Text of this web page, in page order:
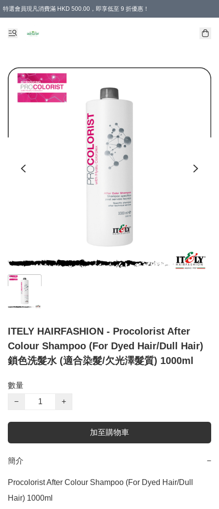
特選會員現凡消費滿 HKD 500.00，即享低至 9 折優惠！
ITELY HAIRFASHION - Procolorist After
Colour Shampoo (For Dyed Hair/Dull Hair)
鎖色洗髮水 (適合染髮/欠光澤髮質) 1000ml
數量
−
+
加至購物車
簡介 −
Procolorist After Colour Shampoo (For Dyed Hair/Dull
Hair) 1000ml